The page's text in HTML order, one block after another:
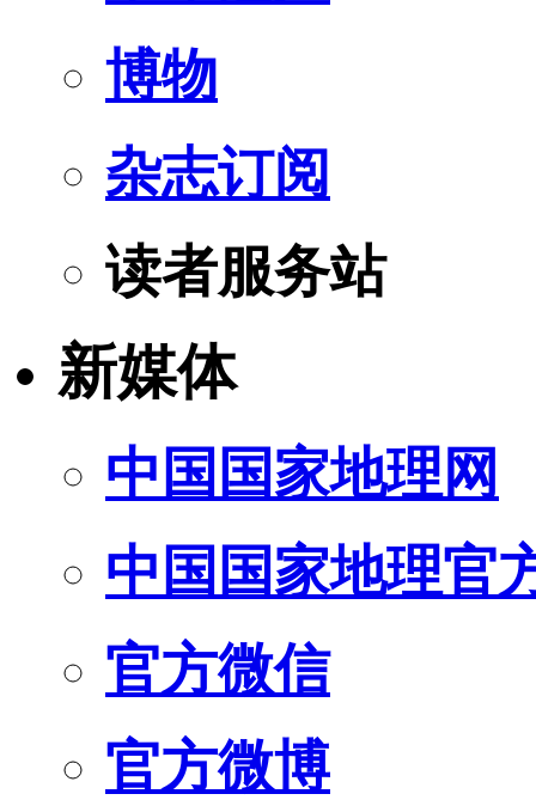
博物
杂志订阅
读者服务站
新媒体
中国国家地理网
中国国家地理官
官方微信
官方微博